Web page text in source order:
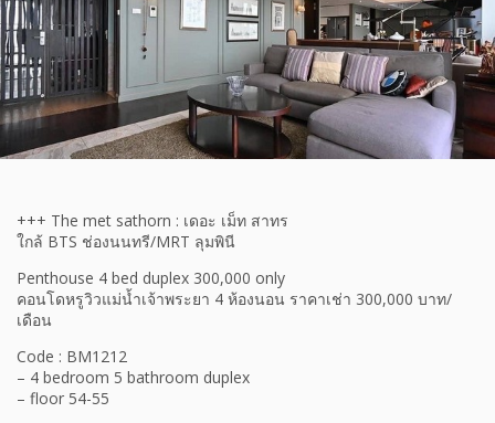
+++ The met sathorn : เดอะ เม็ท สาทร
ใกล้ BTS ช่องนนทรี/MRT ลุมพินี
Penthouse 4 bed duplex 300,000 only
คอนโดหรูวิวแม่น้ำเจ้าพระยา 4 ห้องนอน ราคาเช่า 300,000 บาท/
เดือน
Code : BM1212
– 4 bedroom 5 bathroom duplex
– floor 54-55